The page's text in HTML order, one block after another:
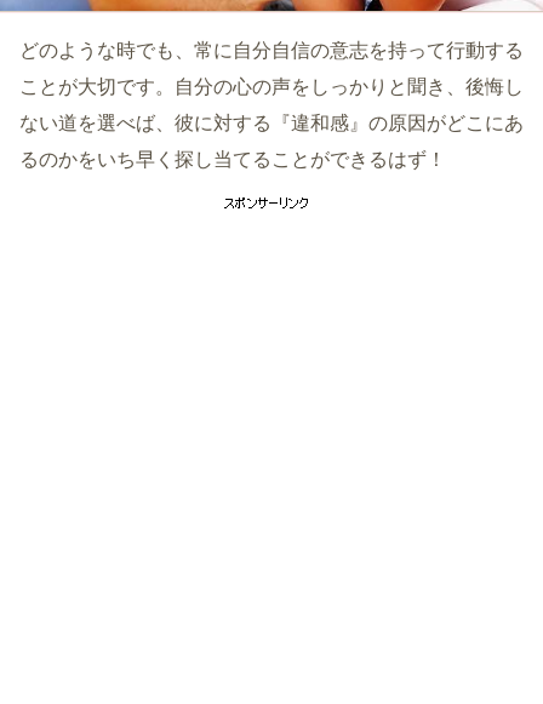
どのような時でも、常に自分自信の意志を持って行動する
ことが大切です。自分の心の声をしっかりと聞き、後悔し
ない道を選べば、彼に対する『違和感』の原因がどこにあ
るのかをいち早く探し当てることができるはず！